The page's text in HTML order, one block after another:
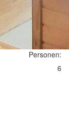
Personen:
6